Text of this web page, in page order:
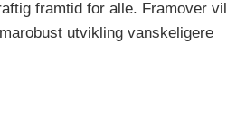
framtid for alle. Framover vil
utvikling vanskeligere